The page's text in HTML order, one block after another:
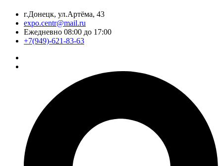
г.Донецк, ул.Артёма, 43
expo.centr@mail.ru
Ежедневно 08:00 до 17:00
+7(949)-621-83-63